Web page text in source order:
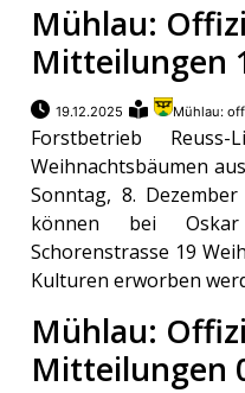
Mühlau:
Mitteilungen
19.12.2025 Mühlau:
Forstbetrieb
Weihnachtsbäumen
Sonntag, 8.
können bei
Schorenstrasse 19
Kulturen erworben
Mühlau:
Mitteilungen